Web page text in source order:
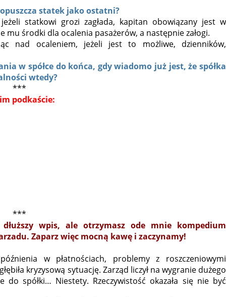
statek jako ostatni?
statkowi grozi zagłada, kapitan obowiązany jest w
środki dla ocalenia pasażerów, a następnie załogi.
nad ocaleniem, jeżeli jest to możliwe, dzienników,
w spółce do końca, gdy wiadomo już jest, że spółka
wtedy?
***
podkaście:
***
dłuższy wpis, ale otrzymasz ode mnie kompedium
Zaparz więc mocną kawę i zaczynamy!
w płatnościach, problemy z roszczeniowymi
kryzysową sytuację. Zarząd liczył na wygranie dużego
spółki… Niestety. Rzeczywistość okazała się nie być